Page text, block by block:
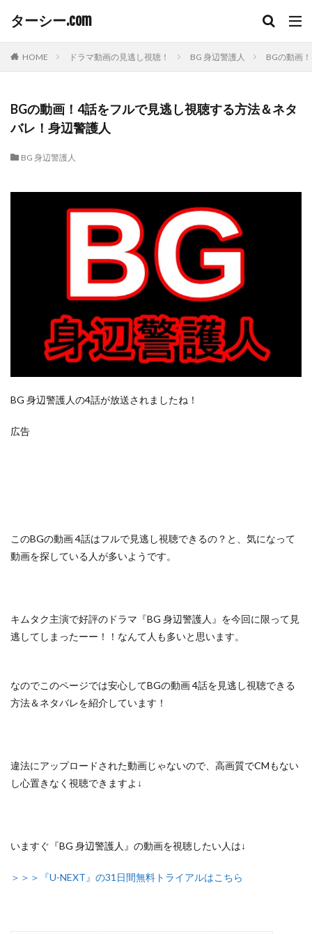
ターシー.com
HOME ドラマ動画の見逃し視聴！ BG 身辺警護人 BGの動画
BGの動画！4話をフルで見逃し視聴する方法＆ネタ
バレ！身辺警護人
BG 身辺警護人
BG 身辺警護人の4話が放送されましたね！
広告
このBGの動画 4話はフルで見逃し視聴できるの？ と、気になって
動画を探している人が多いようです。
キムタク主演で好評のドラマ『BG 身辺警護人』を今回に限って見
逃してしまったーー！！なんて人も多いと思います。
なのでこのページでは安心してBGの動画 4話を見逃し視聴できる
方法＆ネタバレを紹介しています！
違法にアップロードされた動画じゃないので 、高画質でCMもない
し心置きなく視聴できますよ↓
いますぐ『BG 身辺警護人』の動画を視聴したい人は↓
＞＞＞『U-NEXT』の31日間無料トライアルはこちら